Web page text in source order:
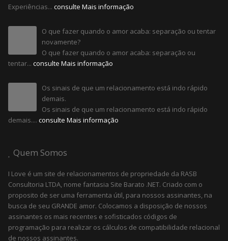
Experiências... consulte Mais informação
O que fazer quando o amor acaba: separação ou tentar
novamente?
O que fazer quando o amor acaba: separação ou
tentar... consulte Mais informação
Os sinais de que um relacionamento está indo rápido
demais.
Os sinais de que um relacionamento está indo rápido
demais.... consulte Mais informação
Quem Somos
I Love é um site de relacionamentos de propriedade da RASB
Consultoria LTDA, nome fantasia Site Barato .NET. Criado com o
proposito de ser uma ferramenta útil, para nossos assinantes, na
busca de seu GRANDE amor. Colocamos a disposição de nossos
assinantes os mais recentes e sofisticados códigos de
programação para realizar os cálculos de compatibilidade relacional
de nossos assinantes.